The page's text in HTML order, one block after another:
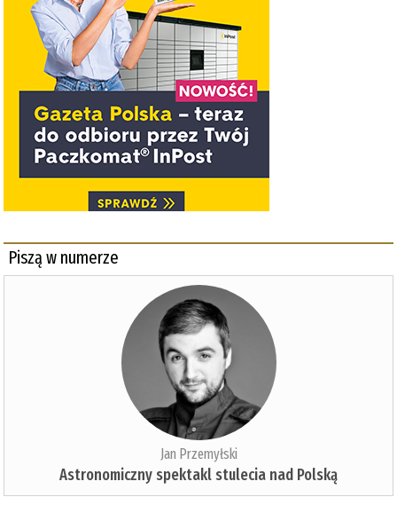
Piszą w numerze
Jan Przemyłski
Astronomiczny spektakl stulecia nad Polską